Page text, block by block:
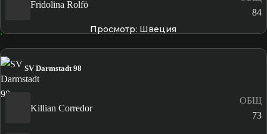
Fridolina Rolfö
84
Просмотр: Швеция
SV Darmstadt 98
Killian Corredor
ОБЩ
73